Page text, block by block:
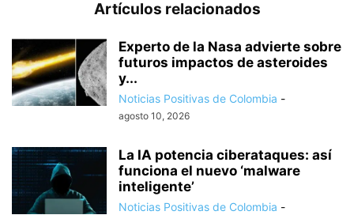
Artículos relacionados
Experto de la Nasa advierte sobre
futuros impactos de asteroides
y...
Noticias Positivas de Colombia -
agosto 10, 2026
La IA potencia ciberataques: así
funciona el nuevo ‘malware
inteligente’
Noticias Positivas de Colombia -